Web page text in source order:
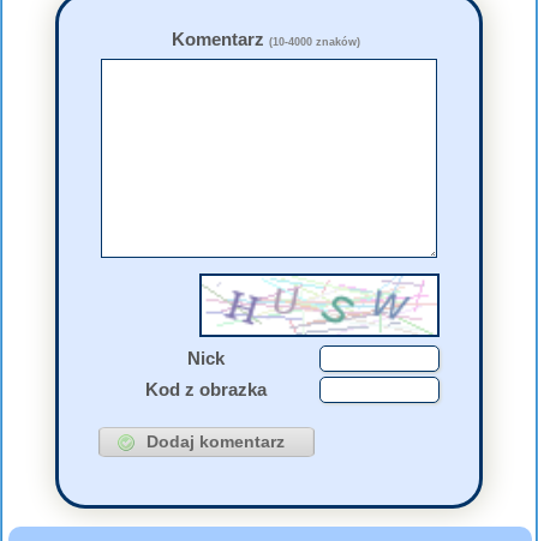
Komentarz (10-4000 znaków)
Nick
Kod z obrazka